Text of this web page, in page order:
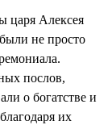
царя Алексея
не просто
послов,
о богатстве и
их